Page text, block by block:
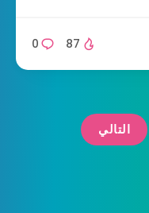
0 87
التالي